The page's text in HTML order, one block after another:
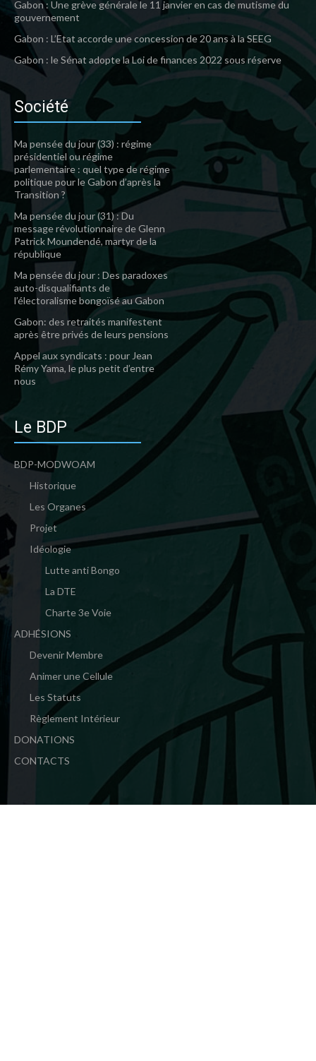
Gabon : Une grève générale le 11 janvier en cas de mutisme du
gouvernement
Gabon : L’Etat accorde une concession de 20 ans à la SEEG
Gabon : le Sénat adopte la Loi de finances 2022 sous réserve
Société
Ma pensée du jour (33) : régime
présidentiel ou régime
parlementaire : quel type de régime
politique pour le Gabon d’après la
Transition ?
Ma pensée du jour (31) : Du
message révolutionnaire de Glenn
Patrick Moundendé, martyr de la
république
Ma pensée du jour : Des paradoxes
auto-disqualifiants de
l’électoralisme bongoïsé au Gabon
Gabon: des retraités manifestent
après être privés de leurs pensions
Appel aux syndicats : pour Jean
Rémy Yama, le plus petit d’entre
nous
Le BDP
BDP-MODWOAM
Historique
Les Organes
Projet
Idéologie
Lutte anti Bongo
La DTE
Charte 3e Voie
ADHÉSIONS
Devenir Membre
Animer une Cellule
Les Statuts
Règlement Intérieur
DONATIONS
CONTACTS